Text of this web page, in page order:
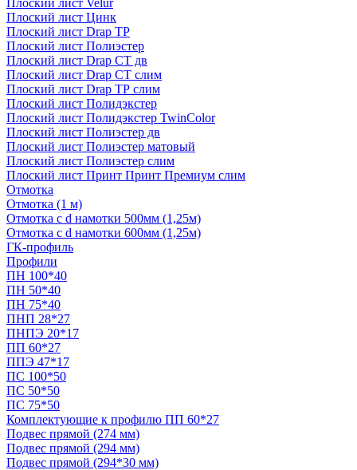
Плоский лист Velur
Плоский лист Цинк
Плоский лист Drap ТР
Плоский лист Полиэстер
Плоский лист Drap СТ дв
Плоский лист Drap СТ слим
Плоский лист Drap ТР слим
Плоский лист Полидэкстер
Плоский лист Полидэкстер TwinColor
Плоский лист Полиэстер дв
Плоский лист Полиэстер матовый
Плоский лист Полиэстер слим
Плоский лист Принт Принт Премиум слим
Отмотка
Отмотка (1 м)
Отмотка с d намотки 500мм (1,25м)
Отмотка с d намотки 600мм (1,25м)
ГК-профиль
Профили
ПН 100*40
ПН 50*40
ПН 75*40
ПНП 28*27
ПНПЭ 20*17
ПП 60*27
ППЭ 47*17
ПС 100*50
ПС 50*50
ПС 75*50
Комплектующие к профилю ПП 60*27
Подвес прямой (274 мм)
Подвес прямой (294 мм)
Подвес прямой (294*30 мм)